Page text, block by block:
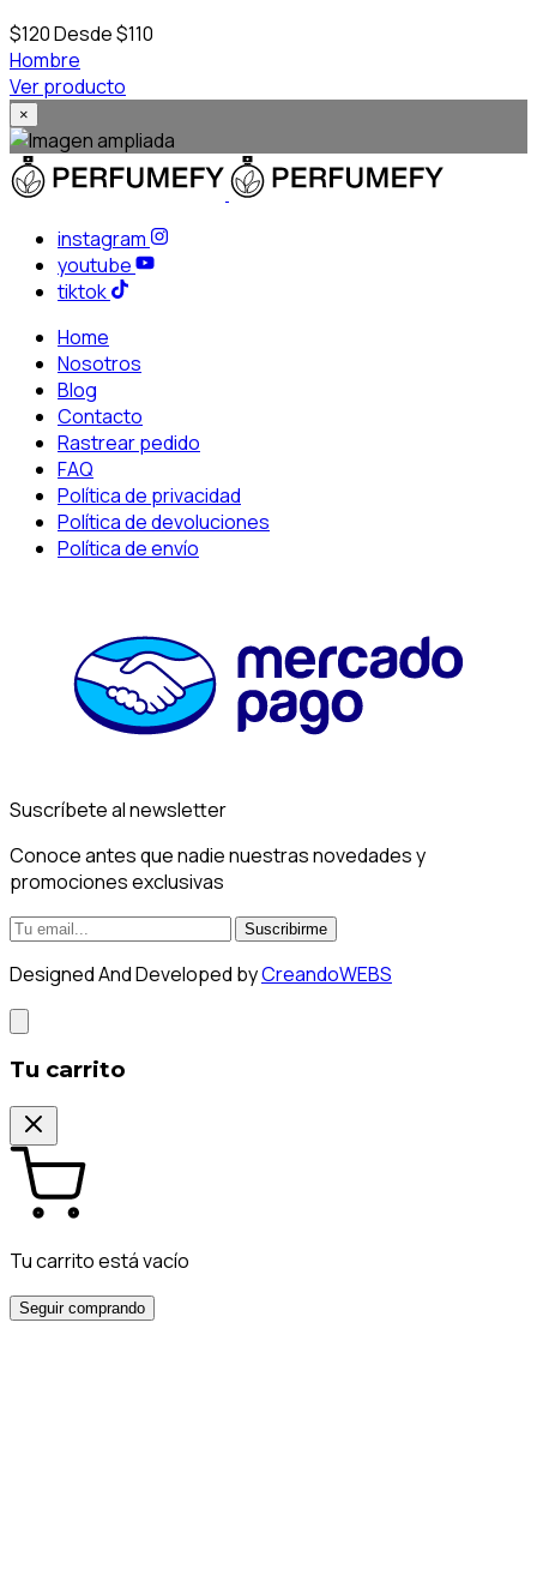
$120Desde $110
Hombre
Ver producto
×
instagram
youtube
tiktok
Home
Nosotros
Blog
Contacto
Rastrear pedido
FAQ
Política de privacidad
Política de devoluciones
Política de envío
Suscríbete al newsletter
Conoce antes que nadie nuestras novedades y
promociones exclusivas
Suscribirme
Designed And Developed byCreandoWEBS
Tu carrito
Tu carrito está vacío
Seguir comprando